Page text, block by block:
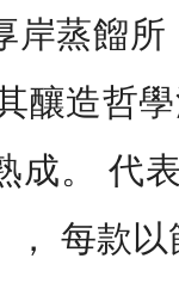
岸蒸餾
釀造哲
成。 代
每款以